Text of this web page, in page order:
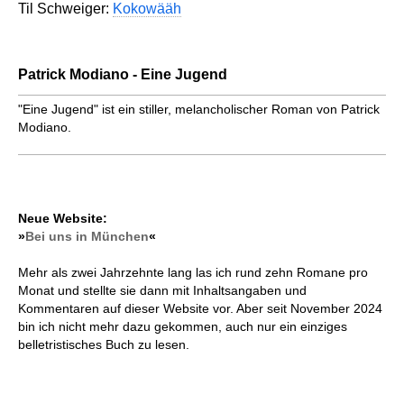
Til Schweiger: Kokowääh
Patrick Modiano - Eine Jugend
"Eine Jugend" ist ein stiller, melancholischer Roman von Patrick
Modiano.
Neue Website:
»Bei uns in München«
Mehr als zwei Jahrzehnte lang las ich rund zehn Romane pro
Monat und stellte sie dann mit Inhaltsangaben und
Kommentaren auf dieser Website vor. Aber seit November 2024
bin ich nicht mehr dazu gekommen, auch nur ein einziges
belletristisches Buch zu lesen.